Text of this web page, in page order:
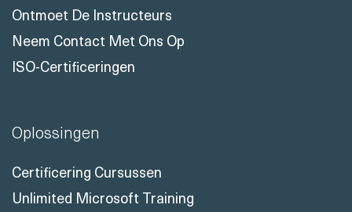
Ontmoet De Instructeurs
Neem Contact Met Ons Op
ISO-Certificeringen
Oplossingen
Certificering Cursussen
Unlimited Microsoft Training